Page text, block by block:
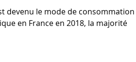
devenu le mode de consommation
en France en 2018, la majorité